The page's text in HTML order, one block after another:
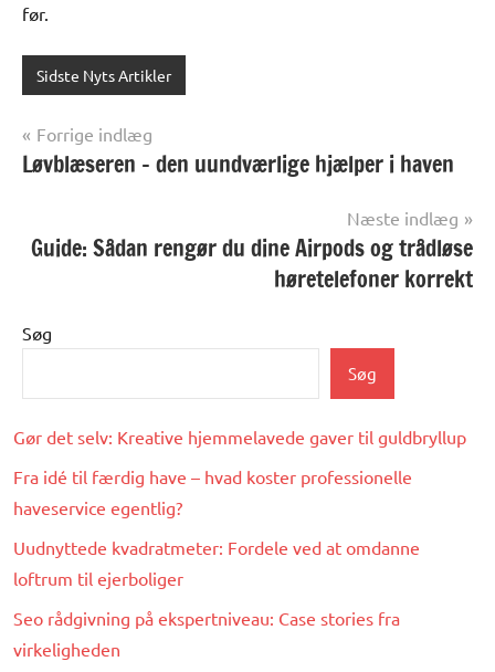
før.
Sidste Nyts Artikler
Indlægsnavigation
Forrige indlæg
Løvblæseren – den uundværlige hjælper i haven
Næste indlæg
Guide: Sådan rengør du dine Airpods og trådløse
høretelefoner korrekt
Søg
Søg
Gør det selv: Kreative hjemmelavede gaver til guldbryllup
Fra idé til færdig have – hvad koster professionelle
haveservice egentlig?
Uudnyttede kvadratmeter: Fordele ved at omdanne
loftrum til ejerboliger
Seo rådgivning på ekspertniveau: Case stories fra
virkeligheden